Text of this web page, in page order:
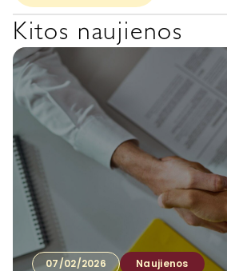
Kitos naujienos
07/02/2026 Naujienos